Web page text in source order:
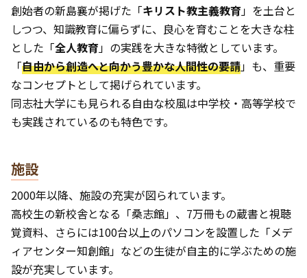
創始者の新島襄が掲げた「キリスト教主義教育」を土台と
しつつ、知識教育に偏らずに、良心を育むことを大きな柱
とした「全人教育」の実践を大きな特徴としています。
「自由から創造へと向かう豊かな人間性の要請」も、重要
なコンセプトとして掲げられています。
同志社大学にも見られる自由な校風は中学校・高等学校で
も実践されているのも特色です。
施設
2000年以降、施設の充実が図られています。
高校生の新校舎となる「桑志館」、7万冊もの蔵書と視聴
覚資料、さらには100台以上のパソコンを設置した「メデ
ィアセンター知創館」などの生徒が自主的に学ぶための施
設が充実しています。